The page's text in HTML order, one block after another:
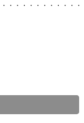
・・・・・・・・・・